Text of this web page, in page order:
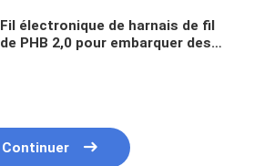
Fil électronique de harnais de fil
de PHB 2,0 pour embarquer des
Continuer